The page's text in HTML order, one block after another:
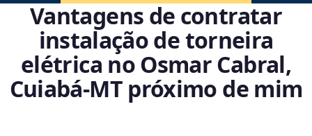
Vantagens de contratar
instalação de torneira
elétrica no Osmar Cabral,
Cuiabá‑MT próximo de mim